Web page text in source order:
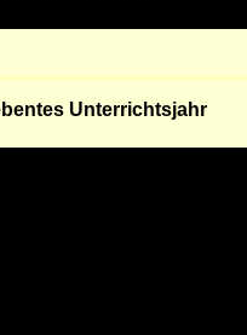
Unterrichtsjahr